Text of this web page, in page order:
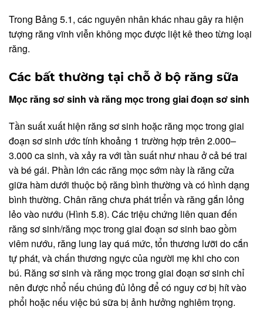
Trong Bảng 5.1, các nguyên nhân khác nhau gây ra hiện
tượng răng vĩnh viễn không mọc được liệt kê theo từng loại
răng.
Các bất thường tại chỗ ở bộ răng sữa
Mọc răng sơsinh và răng mọctrong giaiđoạn sơsinh
Tần suất xuất hiện răng sơ sinh hoặc răng mọc trong giai
đoạn sơ sinh ước tính khoảng 1 trường hợp trên 2.000–
3.000 ca sinh, và xảy ra với tần suất như nhau ở cả bé trai
và bé gái. Phần lớn các răng mọc sớm này là răng cửa
giữa hàm dưới thuộc bộ răng bình thường và có hình dạng
bình thường. Chân răng chưa phát triển và răng gắn lỏng
lẻo vào nướu (Hình 5.8). Các triệu chứng liên quan đến
răng sơ sinh/răng mọc trong giai đoạn sơ sinh bao gồm
viêm nướu, răng lung lay quá mức, tổn thương lưỡi do cắn
tự phát, và chấn thương ngực của người mẹ khi cho con
bú. Răng sơ sinh và răng mọc trong giai đoạn sơ sinh chỉ
nên được nhổ nếu chúng đủ lỏng để có nguy cơ bị hít vào
phổi hoặc nếu việc bú sữa bị ảnh hưởng nghiêm trọng.